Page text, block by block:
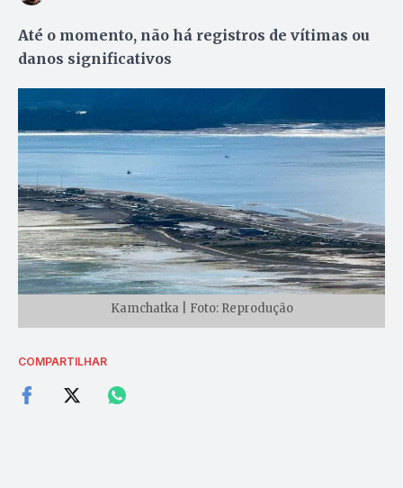
Até o momento, não há registros de vítimas ou
danos significativos
Kamchatka | Foto: Reprodução
COMPARTILHAR